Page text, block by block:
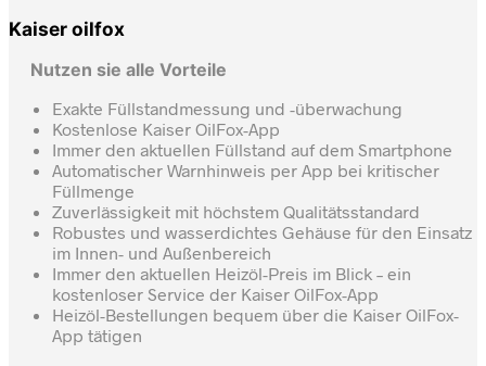
Kaiser oilfox
Nutzen sie alle Vorteile
Exakte Füllstandmessung und -überwachung
Kostenlose Kaiser OilFox-App
Immer den aktuellen Füllstand auf dem Smartphone
Automatischer Warnhinweis per App bei kritischer
Füllmenge
Zuverlässigkeit mit höchstem Qualitätsstandard
Robustes und wasserdichtes Gehäuse für den Einsatz
im Innen- und Außenbereich
Immer den aktuellen Heizöl-Preis im Blick – ein
kostenloser Service der Kaiser OilFox-App
Heizöl-Bestellungen bequem über die Kaiser OilFox-
App tätigen